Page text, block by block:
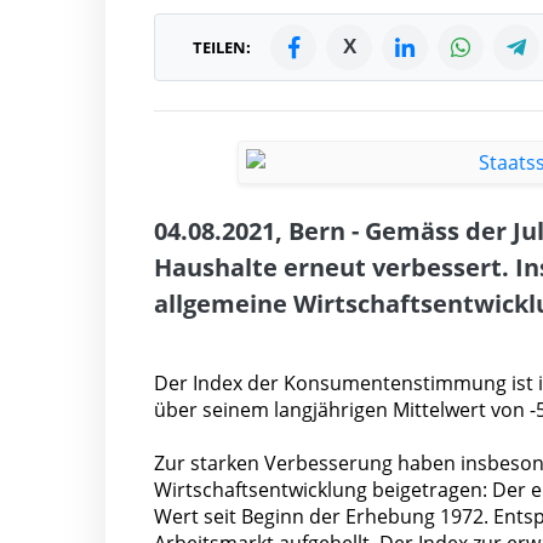
TEILEN: X
04.08.2021, Bern - Gemäss der
Haushalte erneut verbessert.
allgemeine
Der Index der Konsumentenstimmung
über seinem langjährigen Mittelwert von
Zur starken Verbesserung haben
Wirtschaftsentwicklung beigetragen: Der
Wert seit Beginn der Erhebung 1972.